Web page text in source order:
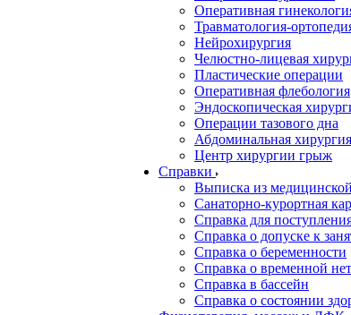
Оперативная
Травматология-
Нейрохирургия
Челюстно-лицевая
Пластические операции
Оперативная флебология
Эндоскопическая
Операции тазового дна
Абдоминальная хирургия
Центр хирургии грыж
Справки
Выписка из
Санаторно-курортная
Справка для
Справка о допуске к
Справка о беременности
Справка о временной
Справка в бассейн
Справка о состоянии